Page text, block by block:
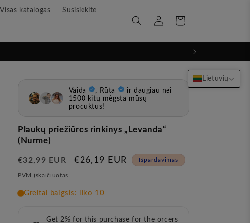
Visas katalogas Susisiekite
PrisijunkiteKrepšelis
Plaukų priežiūros rinkinys „Levanda“
(Nurme)
Įprasta
kaina
€32,99 EUR
Pardavimo
€26,19 EUR Išpardavimas
PVM įskaičiuotas.
Get 2% for this purchase for the orders
Lietuvių